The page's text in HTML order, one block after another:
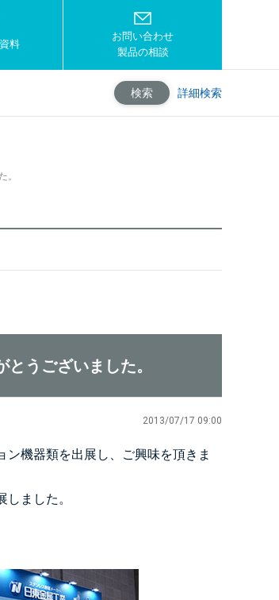
料
お問い合わせ
製品の相談
検索 詳細検索
。
うございました。
2013/07/17 09:00
機器類を出展し、ご興味を頂きま
ました。